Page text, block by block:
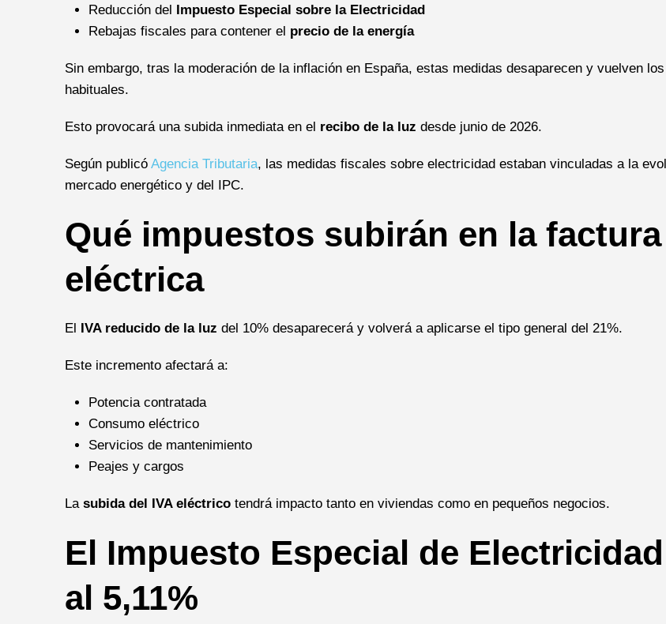
Reducción del Impuesto Especial sobre la Electricidad
Rebajas fiscales para contener el precio de la energía
Sin embargo, tras la moderación de la inflación en España, estas medidas desaparecen y vuelven
habituales.
Esto provocará una subida inmediata en el recibo de la luz desde junio de 2026.
Según publicó Agencia Tributaria, las medidas fiscales sobre electricidad estaban vinculadas a la
mercado energético y del IPC.
Qué impuestos subirán en la factura
eléctrica
El IVA reducido de la luz del 10% desaparecerá y volverá a aplicarse el tipo general del 21%.
Este incremento afectará a:
Potencia contratada
Consumo eléctrico
Servicios de mantenimiento
Peajes y cargos
La subida del IVA eléctrico tendrá impacto tanto en viviendas como en pequeños negocios.
El Impuesto Especial de
al 5,11%